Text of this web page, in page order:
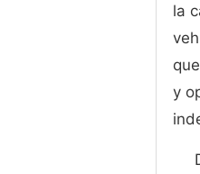
la
y